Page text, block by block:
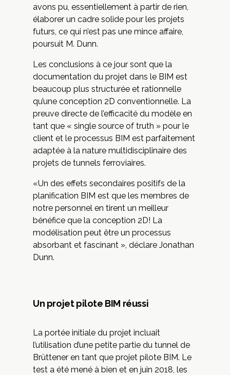
avons pu, essentiellement à partir de rien,
élaborer un cadre solide pour les projets
futurs, ce qui n’est pas une mince affaire,
poursuit M. Dunn.
Les conclusions à ce jour sont que la
documentation du projet dans le BIM est
beaucoup plus structurée et rationnelle
qu’une conception 2D conventionnelle. La
preuve directe de l’efficacité du modèle en
tant que « single source of truth » pour le
client et le processus BIM est parfaitement
adaptée à la nature multidisciplinaire des
projets de tunnels ferroviaires.
«Un des effets secondaires positifs de la
planification BIM est que les membres de
notre personnel en tirent un meilleur
bénéfice que la conception 2D! La
modélisation peut être un processus
absorbant et fascinant », déclare Jonathan
Dunn.
Un projet pilote BIM réussi
La portée initiale du projet incluait
l’utilisation d’une petite partie du tunnel de
Brüttener en tant que projet pilote BIM. Le
test a été mené à bien et en juin 2018, les